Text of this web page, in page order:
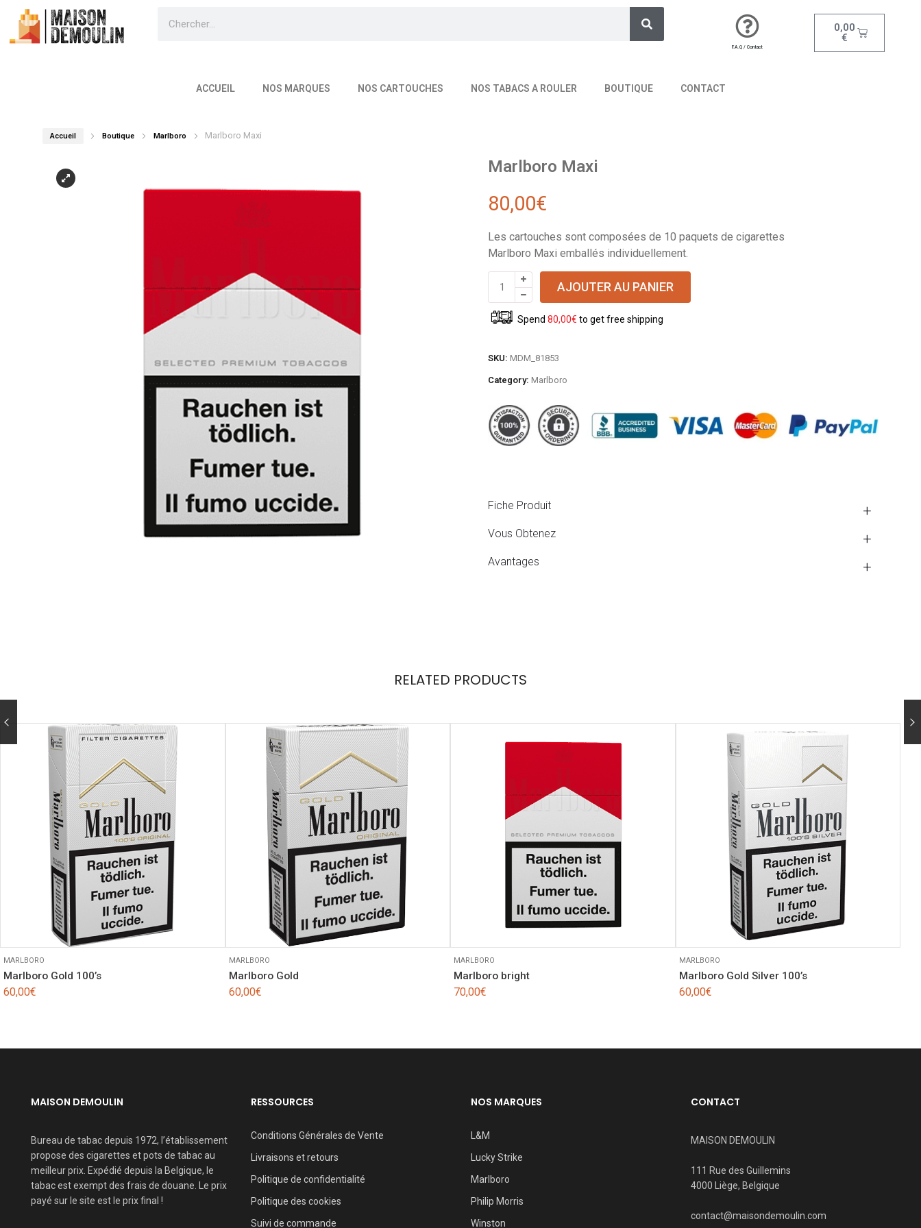
F.A.Q / Contact
0,00
€
ACCUEIL NOS MARQUES NOS CARTOUCHES NOS TABACS A ROULER BOUTIQUE CONTACT
Accueil Boutique Marlboro Marlboro Maxi
Marlboro Maxi
80,00€
Les cartouches sont composées de 10 paquets de cigarettes
Marlboro Maxi emballés individuellement.
AJOUTER AU PANIER
Spend 80,00€ to get free shipping
SKU: MDM_81853
Category: Marlboro
Fiche Produit
Vous Obtenez
Avantages
RELATED PRODUCTS
MARLBORO
Marlboro Gold 100’s
60,00€
MARLBORO
Marlboro Gold
60,00€
MARLBORO
Marlboro bright
70,00€
MARLBORO
Marlboro Gold Silver 100’s
60,00€
MAISON DEMOULIN
Bureau de tabac depuis 1972, l’établissement
propose des cigarettes et pots de tabac au
meilleur prix. Expédié depuis la Belgique, le
tabac est exempt des frais de douane. Le prix
payé sur le site est le prix final !
RESSOURCES
Conditions Générales de Vente
Livraisons et retours
Politique de confidentialité
Politique des cookies
Suivi de commande
NOS MARQUES
L&M
Lucky Strike
Marlboro
Philip Morris
Winston
CONTACT
MAISON DEMOULIN
111 Rue des Guillemins
4000 Liège, Belgique
contact@maisondemoulin.com